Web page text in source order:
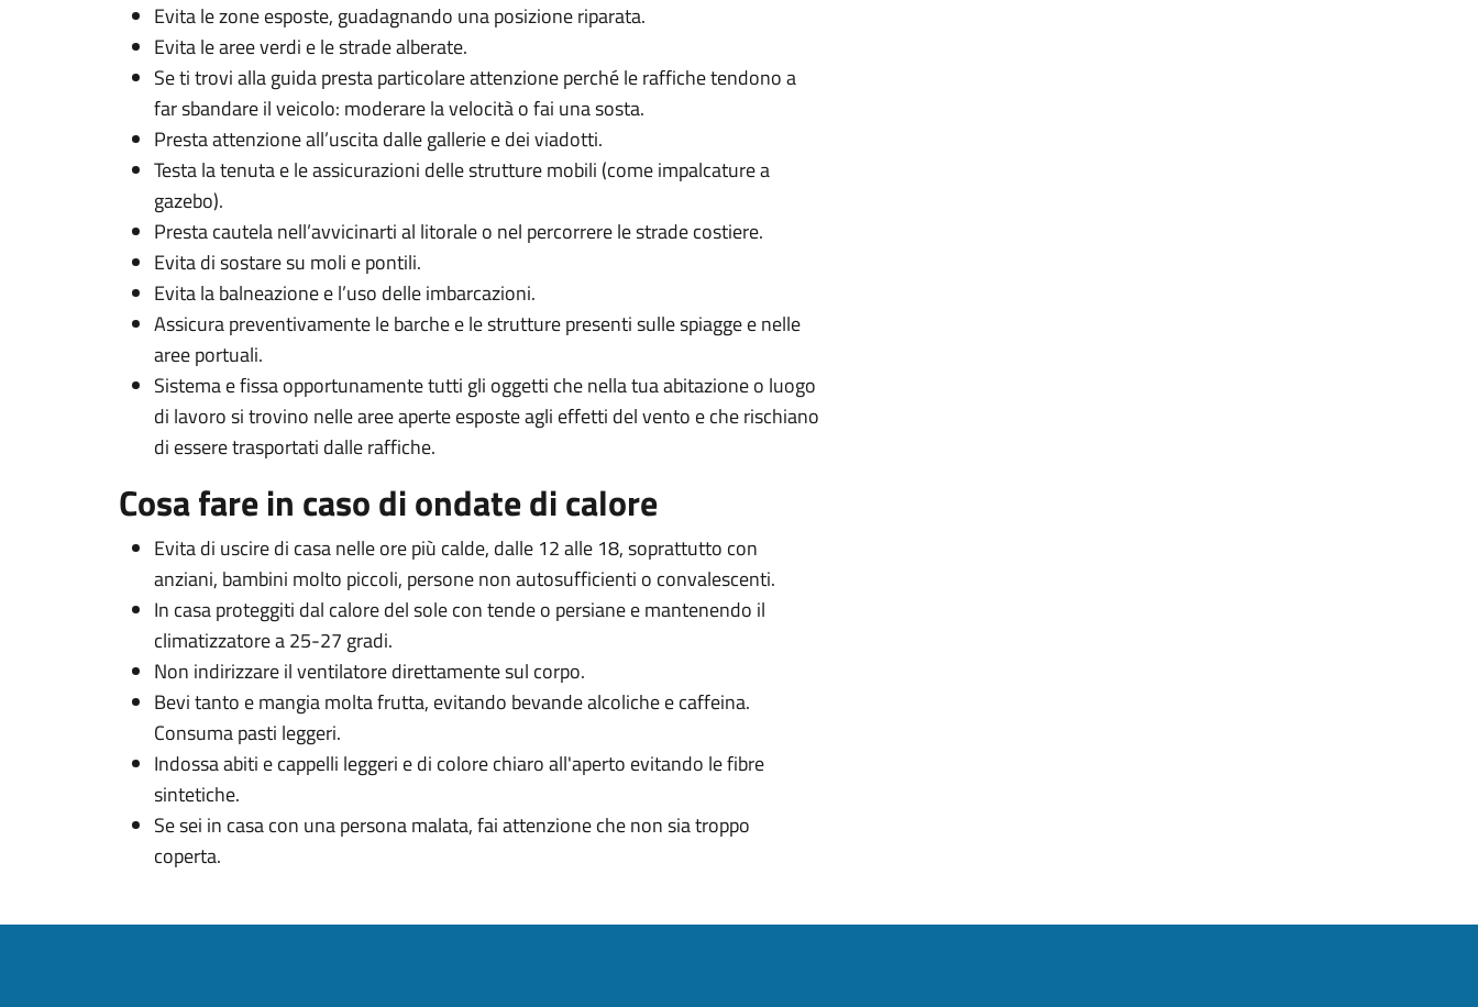
Evita le zone esposte, guadagnando una posizione riparata.
Evita le aree verdi e le strade alberate.
Se ti trovi alla guida presta particolare attenzione perché le raffiche tendono a
far sbandare il veicolo: moderare la velocità o fai una sosta.
Presta attenzione all’uscita dalle gallerie e dei viadotti.
Testa la tenuta e le assicurazioni delle strutture mobili (come impalcature a
gazebo).
Presta cautela nell’avvicinarti al litorale o nel percorrere le strade costiere.
Evita di sostare su moli e pontili.
Evita la balneazione e l’uso delle imbarcazioni.
Assicura preventivamente le barche e le strutture presenti sulle spiagge e nelle
aree portuali.
Sistema e fissa opportunamente tutti gli oggetti che nella tua abitazione o luogo
di lavoro si trovino nelle aree aperte esposte agli effetti del vento e che rischiano
di essere trasportati dalle raffiche.
Cosa fare in caso di ondate di calore
Evita di uscire di casa nelle ore più calde, dalle 12 alle 18, soprattutto con
anziani, bambini molto piccoli, persone non autosufficienti o convalescenti.
In casa proteggiti dal calore del sole con tende o persiane e mantenendo il
climatizzatore a 25-27 gradi.
Non indirizzare il ventilatore direttamente sul corpo.
Bevi tanto e mangia molta frutta, evitando bevande alcoliche e caffeina.
Consuma pasti leggeri.
Indossa abiti e cappelli leggeri e di colore chiaro all'aperto evitando le fibre
sintetiche.
Se sei in casa con una persona malata, fai attenzione che non sia troppo
coperta.